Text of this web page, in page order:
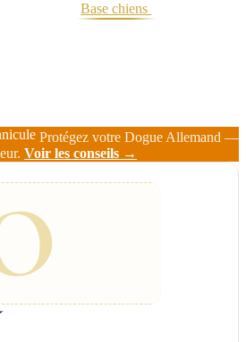
Base chiens
Protégez votre Dogue Allemand —
Voir les conseils →